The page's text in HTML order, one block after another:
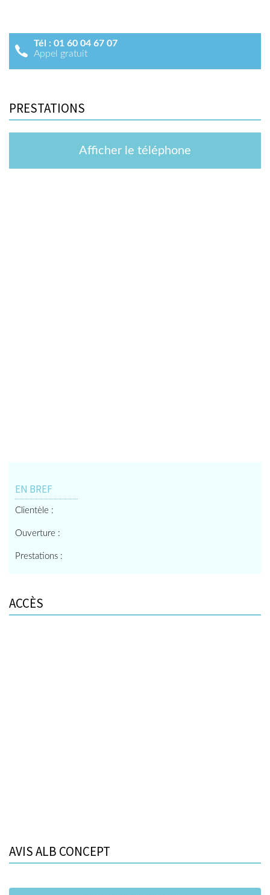
Tél : 01 60 04 67 07
Appel gratuit
PRESTATIONS
Afficher le téléphone
EN BREF
Clientèle :
Ouverture :
Prestations :
ACCÈS
AVIS ALB CONCEPT